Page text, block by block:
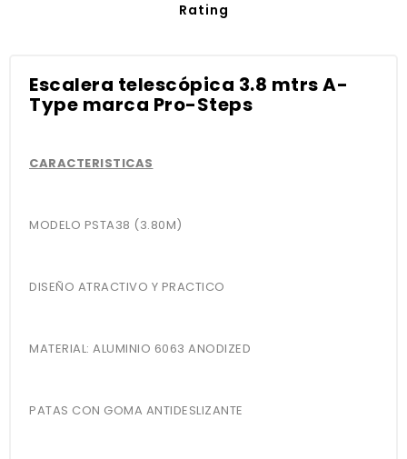
Rating
Escalera telescópica 3.8 mtrs A-
Type marca Pro-Steps
CARACTERISTICAS
MODELO PSTA38 (3.80M)
DISEÑO ATRACTIVO Y PRACTICO
MATERIAL: ALUMINIO 6063 ANODIZED
PATAS CON GOMA ANTIDESLIZANTE